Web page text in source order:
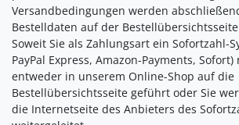
Versandbedingungen werden
Bestelldaten auf der
Soweit Sie als Zahlungsart ein Sofortzahl-
PayPal Express, Amazon-Payments,
entweder in unserem Online-Shop auf die
Bestellübersichtsseite geführt oder Sie
die Internetseite des Anbieters des